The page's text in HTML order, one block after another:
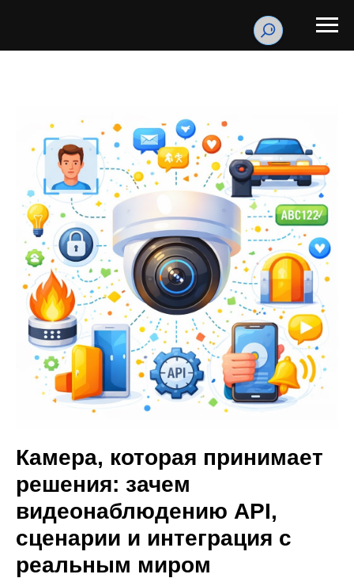
Камера, которая принимает
решения: зачем
видеонаблюдению API,
сценарии и интеграция с
реальным миром